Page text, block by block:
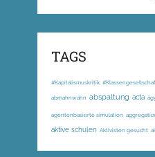
TAGS
#Kapitalismuskritik;
abmahnwahn abspaltung acta
agentenbasierte simulation
aktive schulen Aktivisten gesucht